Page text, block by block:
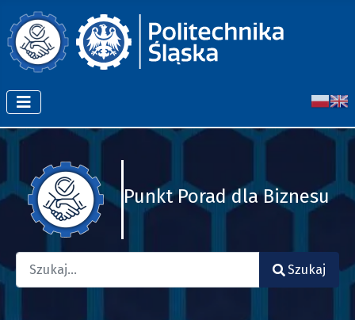
Punkt Porad dla Biznesu
Szukaj